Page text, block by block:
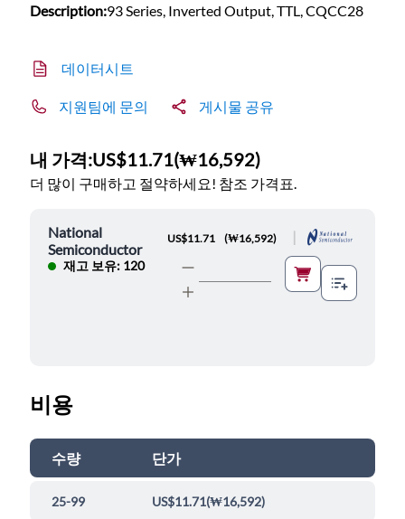
Description:93 Series, Inverted Output, TTL, CQCC28
데이터시트
지원팀에 문의 게시물 공유
내 가격:US$11.71(₩16,592)
더 많이 구매하고 절약하세요! 참조 가격표.
National
Semiconductor
재고 보유: 120
US$11.71 (₩16,592)
비용
수량 단가
25-99 US$11.71(₩16,592)